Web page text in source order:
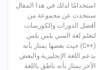
استخدامًا لذلك في هذا المقال
سنتحدث عن مجموعة من
أفضل الدورات والكورسات
لتعلم لغة السي بلس بلس
(++C) حيث بعضها يمتاز بأنه
يدعم اللغة الإنجليزية والبعض
الآخر يمتاز بأنه ناطق باللغة